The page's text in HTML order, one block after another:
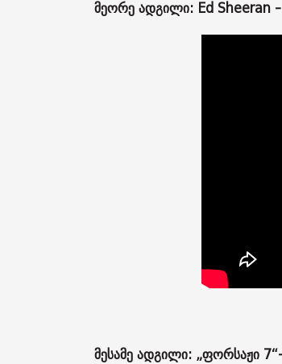
მეორე ადგილი: Ed Sheeran
მესამე ადგილი: „ფორსაჟი